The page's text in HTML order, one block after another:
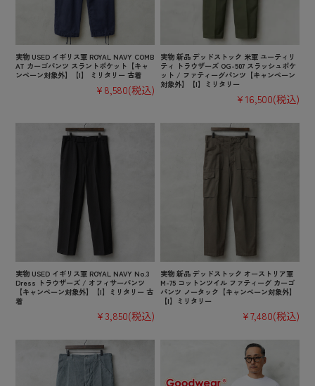
実物 USED イギリス軍 ROYAL NAVY COMB
AT カーゴパンツ スラントポケット【キャ
ンペーン対象外】【I】 ミリタリー 古着
¥8,580(税込)
実物 新品 デッドストック 米軍 ユーティリ
ティ トラウザーズ OG-507 スラッシュポケ
ット / ファティーグパンツ【キャンペーン
対象外】【I】ミリタリー
¥16,500(税込)
実物 USED イギリス軍 ROYAL NAVY No.3
Dress トラウザーズ / オフィサーパンツ
【キャンペーン対象外】【I】ミリタリー 古
着
¥3,850(税込)
実物 新品 デッドストック オーストリア軍
M-75 コットンツイル ファティーグ カーゴ
パンツ ノータック【キャンペーン対象外】
【I】ミリタリー
¥7,480(税込)